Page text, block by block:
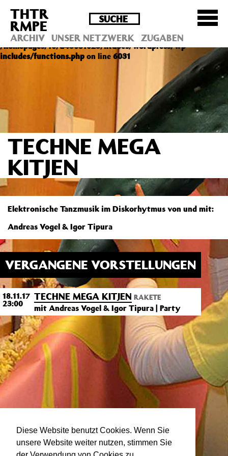
Diese Website benutzt Cookies. Wenn Sie
unsere Website weiter nutzen, stimmen Sie
Deprecated : Die Funktion post_permalink ist seit
Version 4.4.0 veraltet! Verwende stattdessen
get_permalink(). in
/homepages/10/d43051023/htdocs/wordpress/wp-
includes/functions.phpon line 6031
THTR
RMPE
ARCHIV UNSER NETZWERK ZUGABEN
TECHNE MEGA
KITJEN
Elektronische Tanzmusik im Diskorhytmus von und mit:
Andreas Vogel & Igor Tipura
VERGANGENE VORSTELLUNGEN
18.11.17
23:00
TECHNE MEGA KITJEN RAKETE
mit Andreas Vogel & Igor Tipura | Party